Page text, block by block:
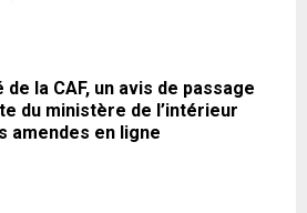
la CAF, un avis de passage
du ministère de l’intérieur
amendes en ligne